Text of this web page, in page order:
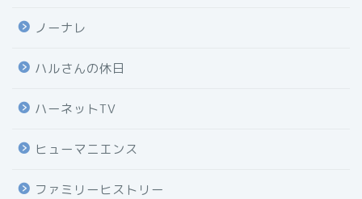
ノーナレ
ハルさんの休日
ハーネットTV
ヒューマニエンス
ファミリーヒストリー